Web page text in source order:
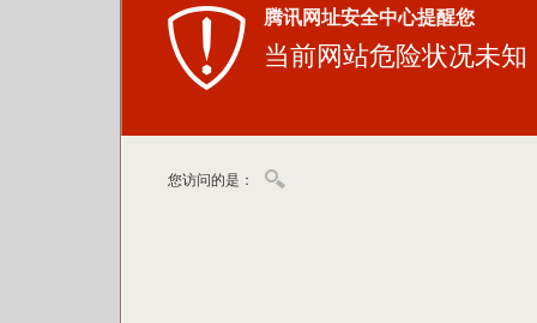
腾讯网址安全中心提醒您
当前网站危险状况未知
您访问的是：